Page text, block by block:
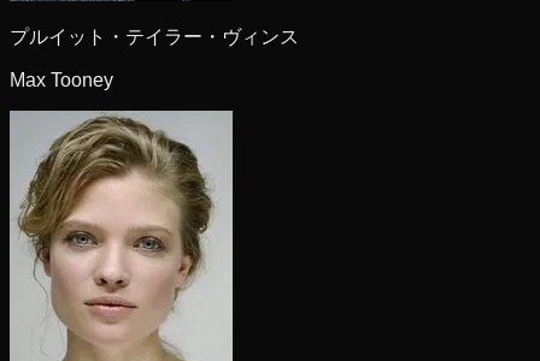
プルイット・テイラー・ヴィンス
Max Tooney